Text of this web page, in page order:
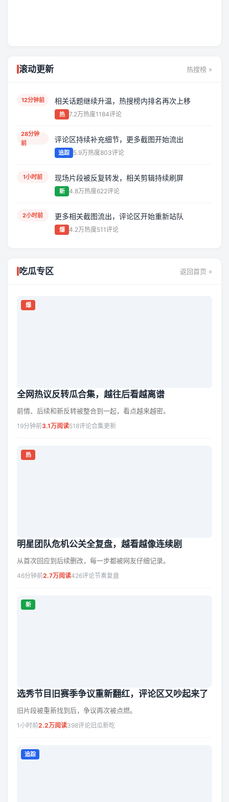
吃瓜专区
料、后续全在这一屏
节。
持续更新讨论升温
滚动更新 热搜榜 »
12分钟前 相关话题继续升温，热搜榜内排名再次上移
热 7.2万热度1184评论
28分钟
前
评论区持续补充细节，更多截图开始流出
追踪 5.9万热度803评论
1小时前 现场片段被反复转发，相关剪辑持续刷屏
新 4.8万热度622评论
2小时前 更多相关截图流出，评论区开始重新站队
爆 4.2万热度511评论
吃瓜专区 返回首页 »
爆
全网热议反转瓜合集，越往后看越离谱
前情、后续和新反转被整合到一起，看点越来越密。
19分钟前3.1万阅读518评论合集更新
热
明星团队危机公关全复盘，越看越像连续剧
从首次回应到后续删改，每一步都被网友仔细记录。
46分钟前2.7万阅读426评论节奏复盘
新
选秀节目旧赛季争议重新翻红，评论区又吵起来了
旧片段被重新找到后，争议再次被点燃。
1小时前2.2万阅读398评论 旧瓜新吃
追踪